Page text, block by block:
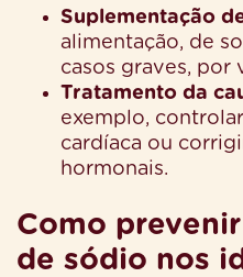
Suplementação
alimentação, de
casos graves, por
Tratamento da
exemplo,
cardíaca ou
hormonais.
Como
de sódio nos